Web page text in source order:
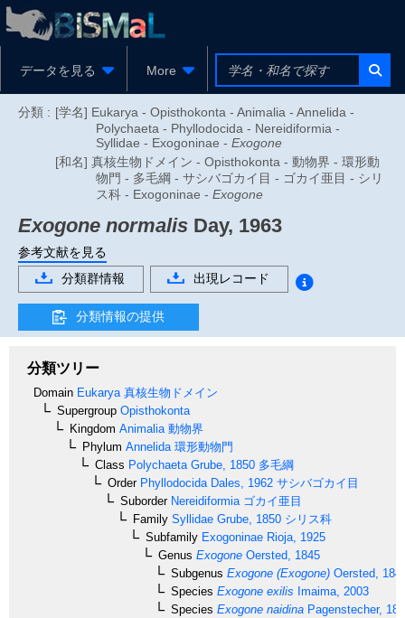
データを見る More
分類 : [学名] Eukarya - Opisthokonta - Animalia - Annelida -
Polychaeta - Phyllodocida - Nereidiformia -
Syllidae - Exogoninae - Exogone
[和名] 真核生物ドメイン - Opisthokonta - 動物界 - 環形動
物門 - 多毛綱 - サシバゴカイ目 - ゴカイ亜目 - シリ
ス科 - Exogoninae - Exogone
Exogone normalis Day, 1963
参考文献を見る
分類群情報
出現レコード
分類情報の提供
分類ツリー
Domain Eukarya 真核生物ドメイン
Supergroup Opisthokonta
Kingdom Animalia 動物界
Phylum Annelida 環形動物門
Class Polychaeta Grube, 1850 多毛綱
OrderPhyllodocida Dales, 1962 サシバゴカイ目
SuborderNereidiformia ゴカイ亜目
Family Syllidae Grube, 1850 シリス科
Subfamily Exogoninae Rioja, 1925
Genus Exogone Oersted, 1845
Subgenus Exogone (Exogone) Oersted,
Species Exogone exilis Imaima, 2003
Species Exogone naidina Pagenstecher,